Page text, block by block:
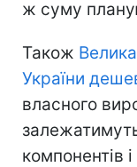
ж суму
Також
України
власного
компонентів